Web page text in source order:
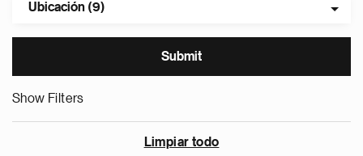
Ubicación (9)
Show Filters
Limpiar todo